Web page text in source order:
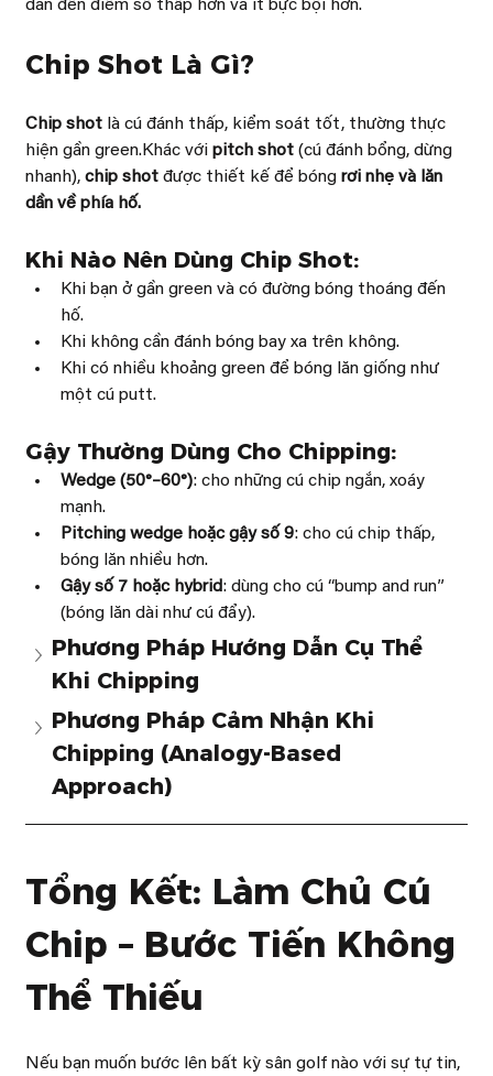
dẫn đến điểm số thấp hơn và ít bực bội hơn.
Chip Shot Là Gì?
Chip shot là cú đánh thấp, kiểm soát tốt, thường thực
hiện gần green.Khác với pitch shot (cú đánh bổng, dừng
nhanh), chip shot được thiết kế để bóng rơi nhẹ và lăn
dần về phía hố.
Khi Nào Nên Dùng Chip Shot:
Khi bạn ở gần green và có đường bóng thoáng đến
hố.
Khi không cần đánh bóng bay xa trên không.
Khi có nhiều khoảng green để bóng lăn giống như
một cú putt.
Gậy Thường Dùng Cho Chipping:
Wedge (50°–60°): cho những cú chip ngắn, xoáy
mạnh.
Pitching wedge hoặc gậy số 9: cho cú chip thấp,
bóng lăn nhiều hơn.
Gậy số 7 hoặc hybrid: dùng cho cú “bump and run”
(bóng lăn dài như cú đẩy).
Phương Pháp Hướng Dẫn Cụ Thể
Khi Chipping
Phương Pháp Cảm Nhận Khi
Chipping (Analogy-Based
Approach)
Tổng Kết: Làm Chủ Cú
Chip – Bước Tiến Không
Thể Thiếu
Nếu bạn muốn bước lên bất kỳ sân golf nào với sự tự tin,